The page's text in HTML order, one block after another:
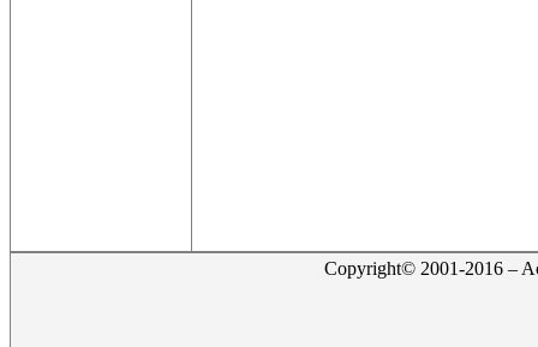
Copyright© 2001-2016 –